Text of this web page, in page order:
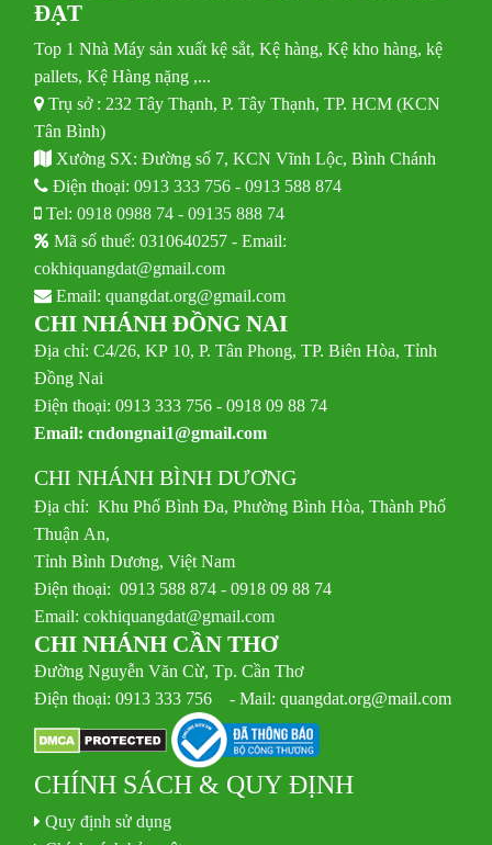
ĐẠT
Top 1 Nhà Máy sản xuất kệ sắt, Kệ hàng, Kệ kho hàng, kệ
pallets, Kệ Hàng nặng ,...
Trụ sở : 232 Tây Thạnh, P. Tây Thạnh, TP. HCM (KCN
Tân Bình)
Xưởng SX: Đường số 7, KCN Vĩnh Lộc, Bình Chánh
Điện thoại:0913 333 756 -0913 588 874
Tel:0918 0988 74 -09135 888 74
Mã số thuế: 0310640257 - Email:
cokhiquangdat@gmail.com
Email:quangdat.org@gmail.com
CHI NHÁNH ĐỒNG NAI
Địa chỉ: C4/26, KP 10, P. Tân Phong, TP. Biên Hòa, Tỉnh
Đồng Nai
Điện thoại: 0913 333 756 - 0918 09 88 74
Email:cndongnai1@gmail.com
CHI NHÁNH BÌNH DƯƠNG
Địa chỉ: Khu Phố Bình Đa, Phường Bình Hòa, Thành Phố
Thuận An,
Tỉnh Bình Dương, Việt Nam
Điện thoại: 0913 588 874 - 0918 09 88 74
Email:cokhiquangdat@gmail.com
CHI NHÁNH CẦN THƠ
Đường Nguyễn Văn Cừ, Tp. Cần Thơ
Điện thoại: 0913 333 756 - Mail: quangdat.org@mail.com
CHÍNH SÁCH & QUY ĐỊNH
Quy định sử dụng